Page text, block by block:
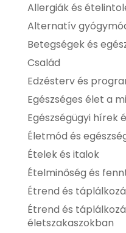
Allergiák és
Alternatív
Betegségek és
Család
Edzésterv és
Egészséges élet a
Egészségügyi hírek
Életmód és
Ételek és italok
Ételminőség és
Étrend és
Étrend és
életszakaszokban